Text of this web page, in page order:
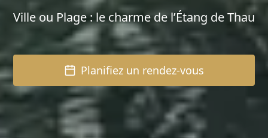
Ville ou Plage : le charme de l’Étang de Thau
Planifiez un rendez-vous